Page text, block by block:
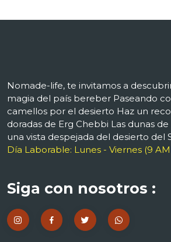
Nomade-life, te invitamos a
magia del país bereber Paseando
camellos por el desierto Haz un
doradas de Erg Chebbi Las dunas
una vista despejada del desierto del
Día Laborable: Lunes - Viernes (9
Siga con nosotros :